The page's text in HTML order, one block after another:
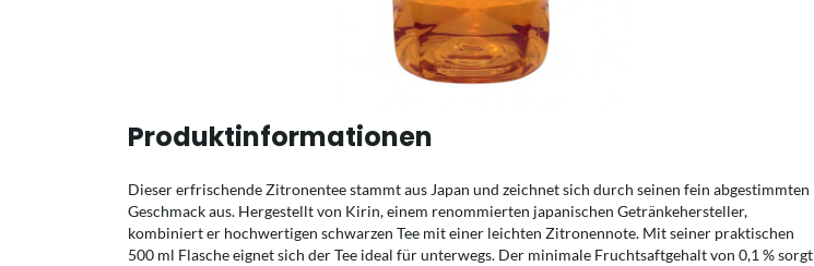
Produktinformationen
Dieser erfrischende Zitronentee stammt aus Japan und zeichnet sich durch seinen fein abgestimmten
Geschmack aus. Hergestellt von Kirin, einem renommierten japanischen Getränkehersteller,
kombiniert er hochwertigen schwarzen Tee mit einer leichten Zitronennote. Mit seiner praktischen
500 ml Flasche eignet sich der Tee ideal für unterwegs. Der minimale Fruchtsaftgehalt von 0,1 % sorgt